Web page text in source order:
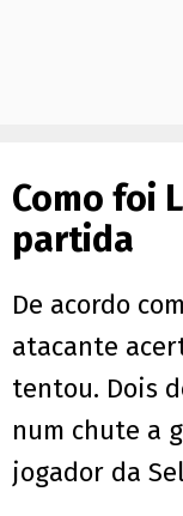
Como foi
partida
De acordo
atacante
tentou. Dois
num chute a
jogador da